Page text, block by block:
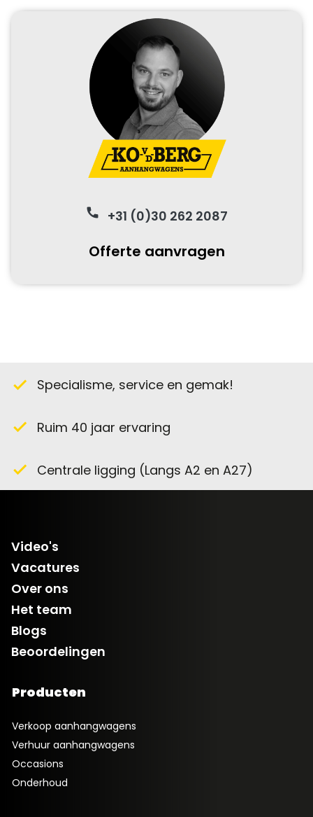
phone +31 (0)30 262 2087
Offerte aanvragen
check Specialisme, service en gemak!
check Ruim 40 jaar ervaring
check Centrale ligging (Langs A2 en A27)
Video's
Vacatures
Over ons
Het team
Blogs
Beoordelingen
Producten
Verkoop aanhangwagens
Verhuur aanhangwagens
Occasions
Onderhoud